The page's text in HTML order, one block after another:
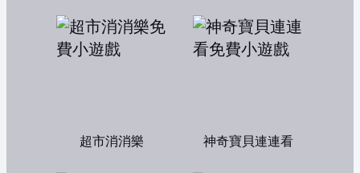
超市消消樂 神奇寶貝連連看